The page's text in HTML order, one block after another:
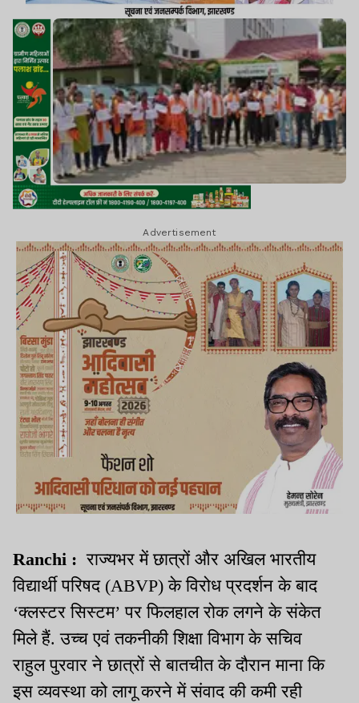
Advertisement
Ranchi : राज्यभर में छात्रों और अखिल भारतीय
विद्यार्थी परिषद (ABVP) के विरोध प्रदर्शन के बाद
‘क्लस्टर सिस्टम’ पर फिलहाल रोक लगने के संकेत
मिले हैं. उच्च एवं तकनीकी शिक्षा विभाग के सचिव
राहुल पुरवार ने छात्रों से बातचीत के दौरान माना कि
इस व्यवस्था को लागू करने में संवाद की कमी रही